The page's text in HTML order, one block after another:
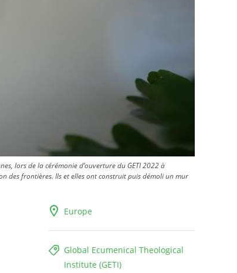
lors de la cérémonie d’ouverture du GETI 2022 à
des frontières. Ils et elles ont construit puis démoli un mur
Europe
Global Ecumenical Theological
Institute (GETI)